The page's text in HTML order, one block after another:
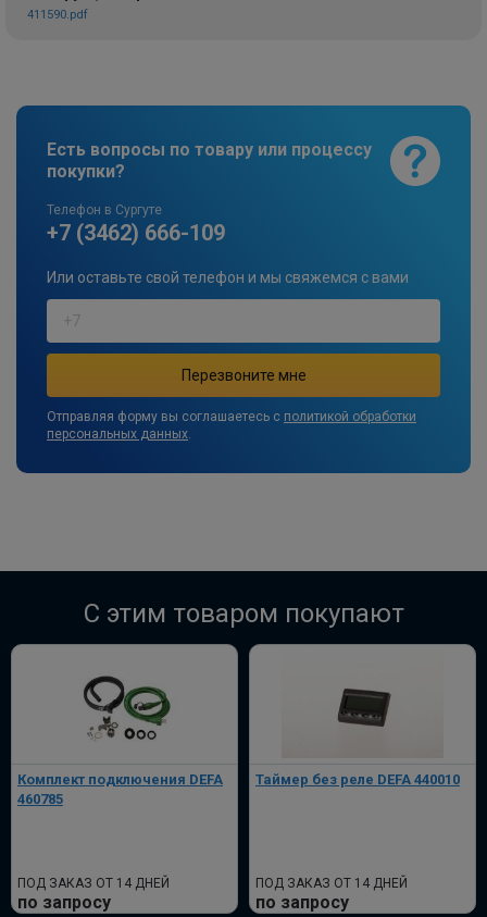
411590.pdf
Есть вопросы по товару или процессу
покупки?
Телефон в Сургуте
+7 (3462) 666-109
Или оставьте свой телефон и мы свяжемся с вами
Отправляя форму вы соглашаетесь с политикой обработки
персональных данных.
C этим товаром покупают
Комплект подключения DEFA
460785
ПОД ЗАКАЗ ОТ 14 ДНЕЙ
по запросу
Таймер без реле DEFA 440010
ПОД ЗАКАЗ ОТ 14 ДНЕЙ
по запросу